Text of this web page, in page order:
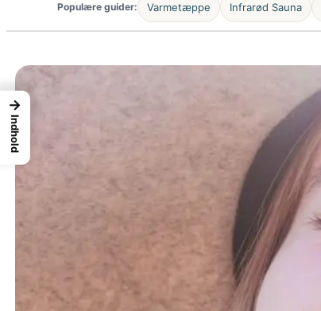
Populære guider: Varmetæppe Infrarød Sauna
→
Indhold